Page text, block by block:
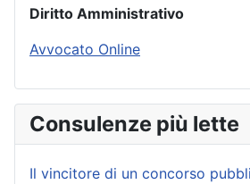
Diritto Amministrativo
Avvocato Online
Consulenze più lette
Il vincitore di un concorso